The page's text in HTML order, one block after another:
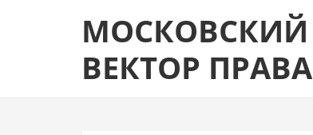
to
to
МОСКОВСКИЙ
ВЕКТОР ПРАВА